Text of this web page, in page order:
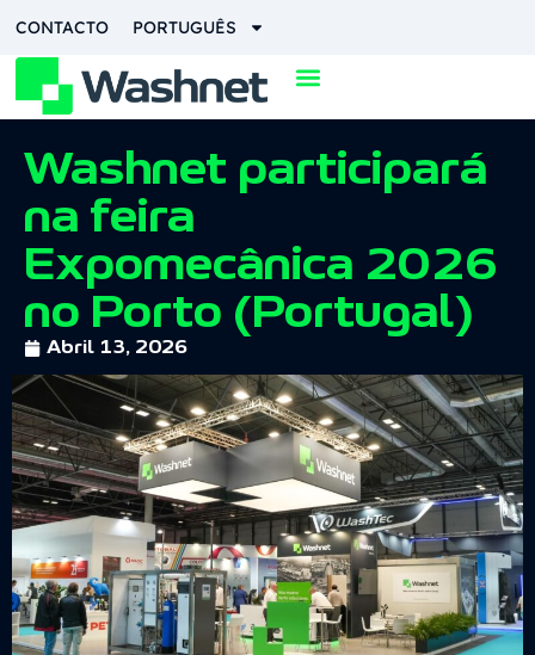
CONTACTO PORTUGUÊS
Washnet participará
na feira
Expomecânica 2026
no Porto (Portugal)
Abril 13, 2026